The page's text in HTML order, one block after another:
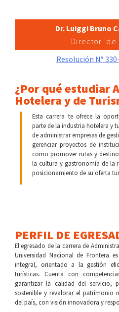
Dr. Luiggi Bruno
Director de
Resolución N°
¿Por qué estudiar
Hotelera y de
Esta carrera te ofrece la
parte de la industria hotelera y
de administrar empresas de
gerenciar proyectos de
como promover rutas y
la cultura y gastronomía de la
posicionamiento de su oferta
PERFIL DE
El egresado de la carrera de
Universidad Nacional de Frontera
integral, orientado a la gestión
turísticas. Cuenta con
garantizar la calidad del servicio,
sostenible y revalorar el patrimonio
del país, con visión innovadora y